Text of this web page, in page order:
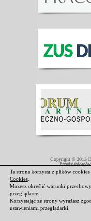
Copyright © 2013
Projekt współfinansowany
Ta strona korzysta z plików
Cookies
Możesz określić warunki
przeglądarce.
Korzystając ze strony wyrażasz
ustawieniami przeglądarki.